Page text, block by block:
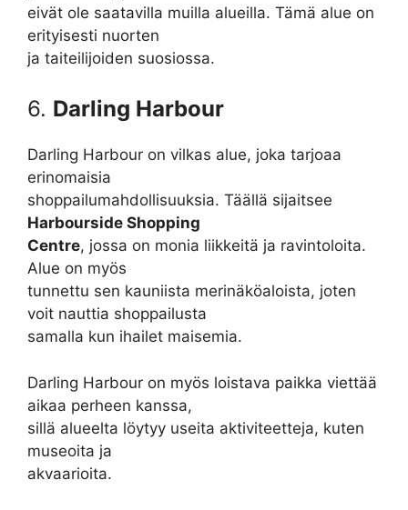
eivät ole saatavilla muilla alueilla. Tämä alue on
erityisesti nuorten
ja taiteilijoiden suosiossa.
6. Darling Harbour
Darling Harbour on vilkas alue, joka tarjoaa
erinomaisia
shoppailumahdollisuuksia. Täällä sijaitsee
Harbourside Shopping
Centre, jossa on monia liikkeitä ja ravintoloita.
Alue on myös
tunnettu sen kauniista merinäköaloista, joten
voit nauttia shoppailusta
samalla kun ihailet maisemia.
Darling Harbour on myös loistava paikka viettää
aikaa perheen kanssa,
sillä alueelta löytyy useita aktiviteetteja, kuten
museoita ja
akvaarioita.